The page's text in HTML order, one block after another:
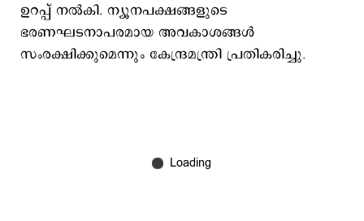
ഉറപ്പ് നല്‍കി. ന്യൂനപക്ഷങ്ങളുടെ
ഭരണഘടനാപരമായ അവകാശങ്ങള്‍
സംരക്ഷിക്കുമെന്നും കേന്ദ്രമന്ത്രി പ്രതികരിച്ചു.